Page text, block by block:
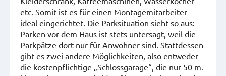
etc. Somit ist es für einen Montagemitarbeiter
ideal eingerichtet. Die Parksituation sieht so aus:
Parken vor dem Haus ist stets untersagt, weil die
Parkpätze dort nur für Anwohner sind. Stattdessen
gibt es zwei andere Möglichkeiten, also entweder
die kostenpflichtige „Schlossgarage“, die nur 50 m.